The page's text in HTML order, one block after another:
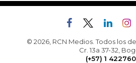
© 2026, RCN Medios. Todos los
Cr. 13a 37-32,
(+57) 1